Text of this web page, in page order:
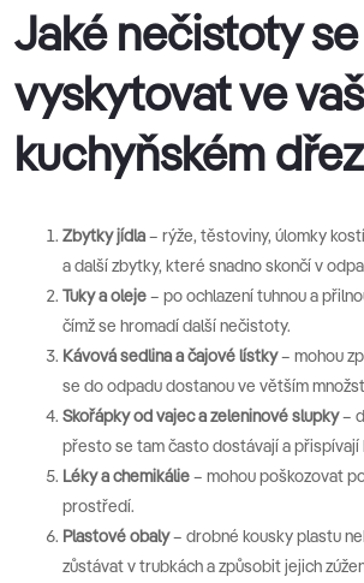
Jaké nečistoty
vyskytovat ve
kuchyňském
Zbytky jídla– rýže, těstoviny, úlomky
a další zbytky, které snadno skončí v
Tuky a oleje– po ochlazení tuhnou a
čímž se hromadí další nečistoty.
Kávová sedlina a čajové lístky– mohou
se do odpadu dostanou ve větším
Skořápky od vajec a zeleninové slupky–
přesto se tam často dostávají a přispívají
Léky a chemikálie– mohou poškozovat
prostředí.
Plastové obaly– drobné kousky plastu
zůstávat v trubkách a způsobit jejich